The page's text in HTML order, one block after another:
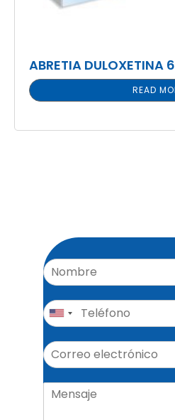
ABRETIA DULOXETINA
READ